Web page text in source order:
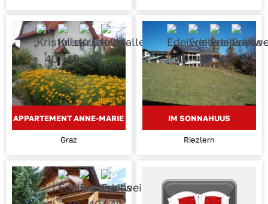
APPARTEMENT ANNE-MARIE
Graz
IM SONNAHUUS
Riezlern